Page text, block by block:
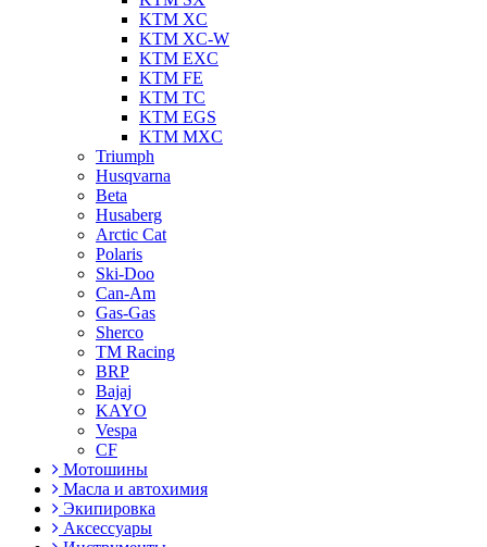
KTM XC
KTM XC-W
KTM EXC
KTM FE
KTM TC
KTM EGS
KTM MXC
Triumph
Husqvarna
Beta
Husaberg
Arctic Cat
Polaris
Ski-Doo
Can-Am
Gas-Gas
Sherco
TM Racing
BRP
Bajaj
KAYO
Vespa
CF
Мотошины
Масла и автохимия
Экипировка
Аксессуары